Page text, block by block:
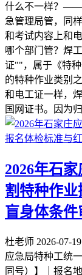
什么不一样？——
急管理局管，同
和考试内容上和
哪个部门管？焊
证""，属于《特
的特种作业类别
和电工证一样，
国网证书。因为
2026年石
割特种作
盲身体条
杜老师 2026-07-
应急局特种工统
同号）】｜报名